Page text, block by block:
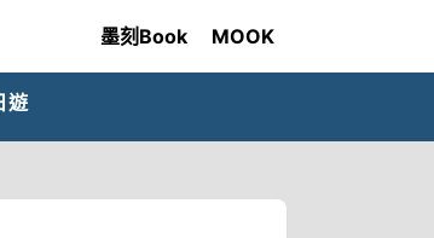
墨刻Book MOOK
遊